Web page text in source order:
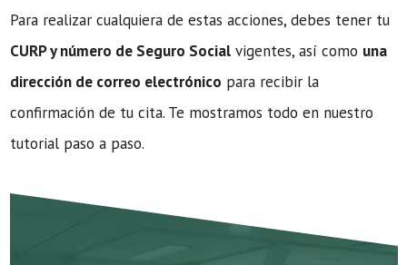
Para realizar cualquiera de estas acciones, debes tener tu
CURP y número de Seguro Social vigentes, así como una
dirección de correo electrónico para recibir la
confirmación de tu cita. Te mostramos todo en nuestro
tutorial paso a paso.